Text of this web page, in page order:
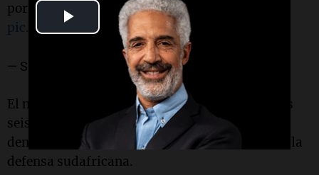
Play
Video
por ESPN, en el Plan Premium de
pic.twitter.com/0Bb2xGBR6w
— SportsCenter (@SC_ESPN)June 18, 2026
El mediocampista checo abrió el marcador a los
seis minutos del primer tiempo, el definir solo
dentro del área tras una muy floja cobertura de la
defensa sudafricana.